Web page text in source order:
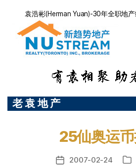
袁浩彬(Herman Yuan)-30年全职地
老 袁 地 产
25仙奥运
发 2007-02-24
分